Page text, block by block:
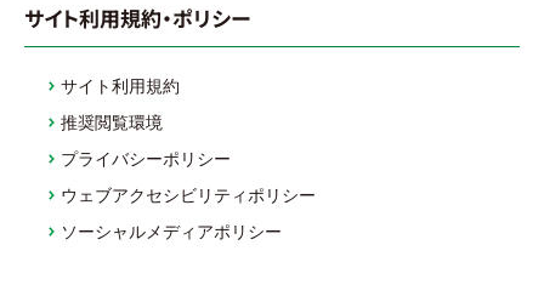
サイト利用規約・ポリシー
サイト利用規約
推奨閲覧環境
プライバシーポリシー
ウェブアクセシビリティポリシー
ソーシャルメディアポリシー